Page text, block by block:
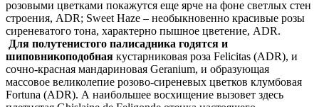
розовыми цветками покажутся еще ярче на фоне светлых стен
строения, ADR; Sweet Haze – необыкновенно красивые розы
сиреневатого тона, характерно пышное цветение, ADR.
Для полутенистого палисадника годятся и
шиповникоподобная кустарниковая роза Felicitas (ADR), и
сочно-красная мандариновая Geranium, и образующая
массовое великолепие розово-сиреневых цветков клумбовая
Fortuna (ADR). А наибольшее восхищение вызовет здесь